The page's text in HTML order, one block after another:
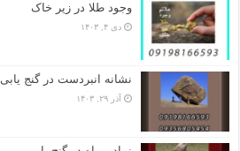
وجود طلا در زیر خاک
دی ۴, ۱۴۰۳
نشانه انبردست در گنج یابی
آذر ۲۹, ۱۴۰۳